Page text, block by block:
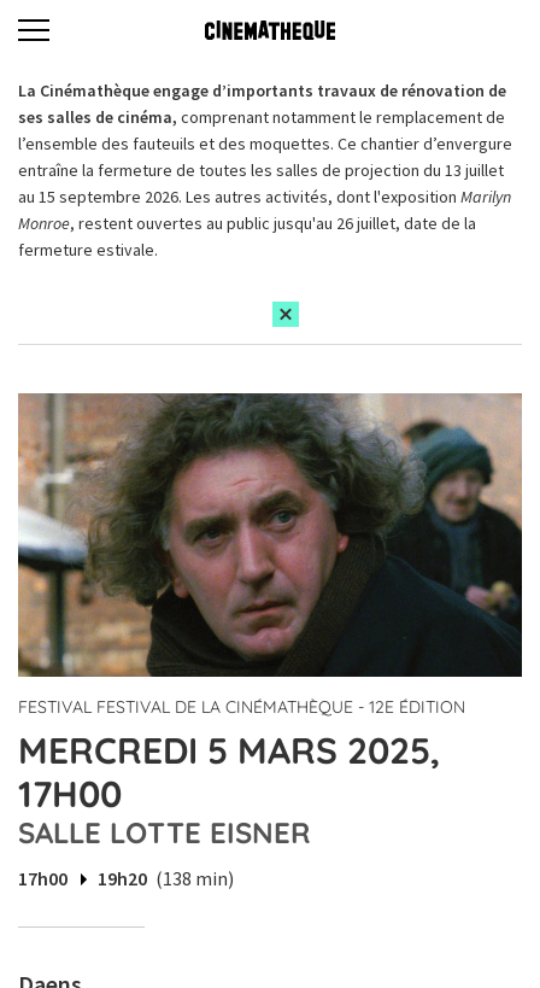
La Cinémathèque engage d’importants travaux de rénovation de
ses salles de cinéma, comprenant notamment le remplacement de
l’ensemble des fauteuils et des moquettes. Ce chantier d’envergure
entraîne la fermeture de toutes les salles de projection du 13 juillet
au 15 septembre 2026. Les autres activités, dont l'exposition Marilyn
Monroe, restent ouvertes au public jusqu'au 26 juillet, date de la
fermeture estivale.
FESTIVAL FESTIVAL DE LA CINÉMATHÈQUE - 12E ÉDITION
MERCREDI 5 MARS 2025,
17H00
SALLE LOTTE EISNER
17h00 19h20 (138 min)